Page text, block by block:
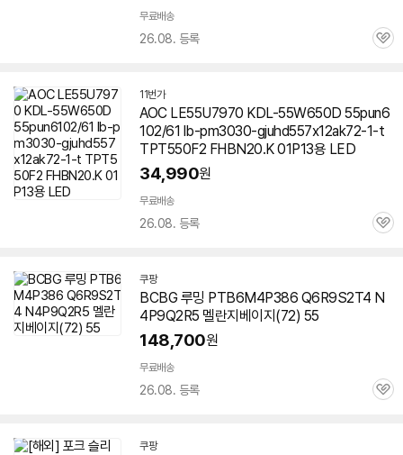
무료배송
26.08. 등록
관
11번가
AOC LE55U7970 KDL-55W650D 55pun6
102/61 lb-pm3030-gjuhd557x12ak72-1-t
TPT550F2 FHBN20.K 01P13용 LED
34,990원
무료배송
26.08. 등록
관
쿠팡
BCBG 루밍 PTB6M4P386 Q6R9S2T4 N
4P9Q2R5 멜란지베이지(72) 55
148,700원
무료배송
26.08. 등록
관
쿠팡
세부정보 열기/접기